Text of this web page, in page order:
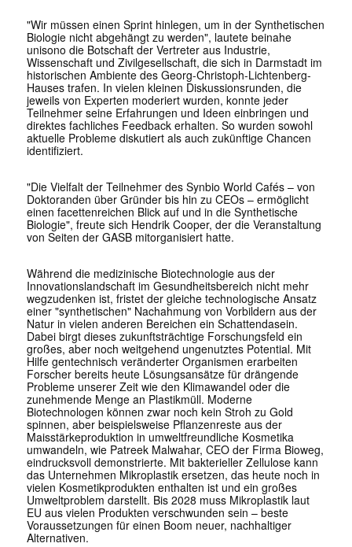
"Wir müssen einen Sprint hinlegen, um in der Synthetischen
Biologie nicht abgehängt zu werden", lautete beinahe
unisono die Botschaft der Vertreter aus Industrie,
Wissenschaft und Zivilgesellschaft, die sich in Darmstadt im
historischen Ambiente des Georg-Christoph-Lichtenberg-
Hauses trafen. In vielen kleinen Diskussionsrunden, die
jeweils von Experten moderiert wurden, konnte jeder
Teilnehmer seine Erfahrungen und Ideen einbringen und
direktes fachliches Feedback erhalten. So wurden sowohl
aktuelle Probleme diskutiert als auch zukünftige Chancen
identifiziert.
"Die Vielfalt der Teilnehmer des Synbio World Cafés – von
Doktoranden über Gründer bis hin zu CEOs – ermöglicht
einen facettenreichen Blick auf und in die Synthetische
Biologie", freute sich Hendrik Cooper, der die Veranstaltung
von Seiten der GASB mitorganisiert hatte.
Während die medizinische Biotechnologie aus der
Innovationslandschaft im Gesundheitsbereich nicht mehr
wegzudenken ist, fristet der gleiche technologische Ansatz
einer "synthetischen" Nachahmung von Vorbildern aus der
Natur in vielen anderen Bereichen ein Schattendasein.
Dabei birgt dieses zukunftsträchtige Forschungsfeld ein
großes, aber noch weitgehend ungenutztes Potential. Mit
Hilfe gentechnisch veränderter Organismen erarbeiten
Forscher bereits heute Lösungsansätze für drängende
Probleme unserer Zeit wie den Klimawandel oder die
zunehmende Menge an Plastikmüll. Moderne
Biotechnologen können zwar noch kein Stroh zu Gold
spinnen, aber beispielsweise Pflanzenreste aus der
Maisstärkeproduktion in umweltfreundliche Kosmetika
umwandeln, wie Patreek Malwahar, CEO der Firma Bioweg,
eindrucksvoll demonstrierte. Mit bakterieller Zellulose kann
das Unternehmen Mikroplastik ersetzen, das heute noch in
vielen Kosmetikprodukten enthalten ist und ein großes
Umweltproblem darstellt. Bis 2028 muss Mikroplastik laut
EU aus vielen Produkten verschwunden sein – beste
Voraussetzungen für einen Boom neuer, nachhaltiger
Alternativen.